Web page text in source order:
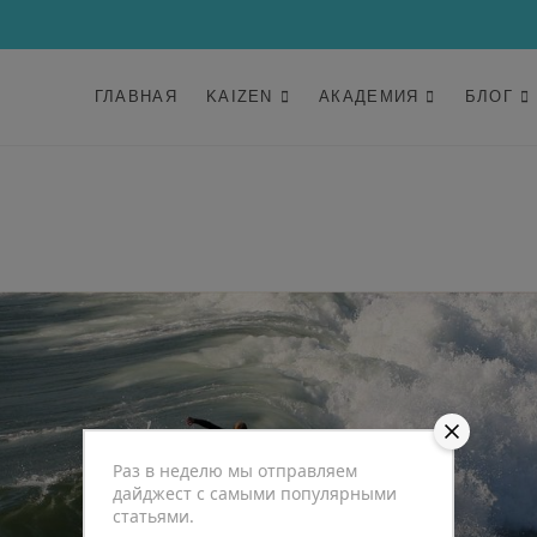
ГЛАВНАЯ KAIZEN АКАДЕМИЯ БЛОГ
Раз в неделю мы отправляем
дайджест с самыми популярными
статьями.